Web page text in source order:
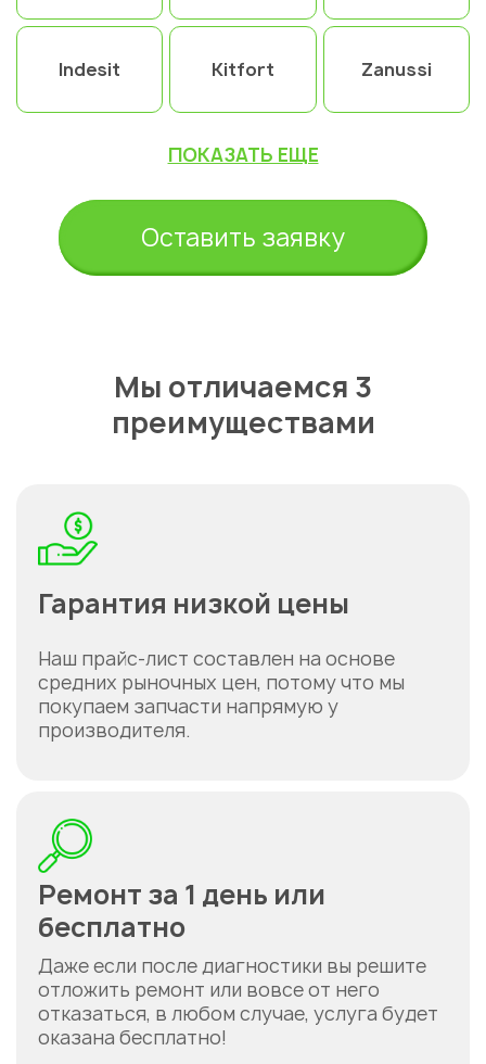
Indesit Kitfort Zanussi
ПОКАЗАТЬ ЕЩЕ
Оставить заявку
Мы отличаемся 3
преимуществами
Гарантия низкой цены
Наш прайс-лист составлен на основе
средних рыночных цен, потому что мы
покупаем запчасти напрямую у
производителя.
Ремонт за 1 день или
бесплатно
Даже если после диагностики вы решите
отложить ремонт или вовсе от него
отказаться, в любом случае, услуга будет
оказана бесплатно!